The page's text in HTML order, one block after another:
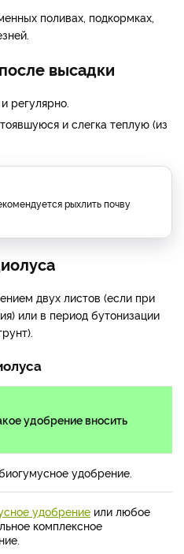
поливах, подкормках,
высадки
регулярно.
и слегка теплую (из
рыхлить почву
двух листов (если при
или в период бутонизации
удобрение вносить
удобрение.
удобрение или любое
комплексное